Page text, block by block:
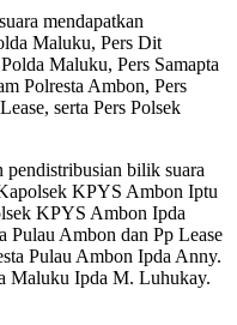
mendapatkan
Maluku, Pers Dit
Maluku, Pers Samapta
Polresta Ambon, Pers
serta Pers Polsek
pendistribusian bilik suara
KPYS Ambon Iptu
KPYS Ambon Ipda
Pulau Ambon dan Pp Lease
Pulau Ambon Ipda Anny.
Maluku Ipda M. Luhukay.